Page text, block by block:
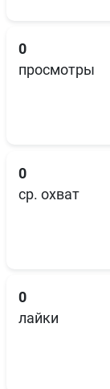
0
просмотры
0
ср. охват
0
лайки